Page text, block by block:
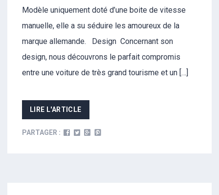
Modèle uniquement doté d’une boite de vitesse
manuelle, elle a su séduire les amoureux de la
marque allemande. Design Concernant son
design, nous découvrons le parfait compromis
entre une voiture de très grand tourisme et un […]
LIRE L'ARTICLE
PARTAGER :